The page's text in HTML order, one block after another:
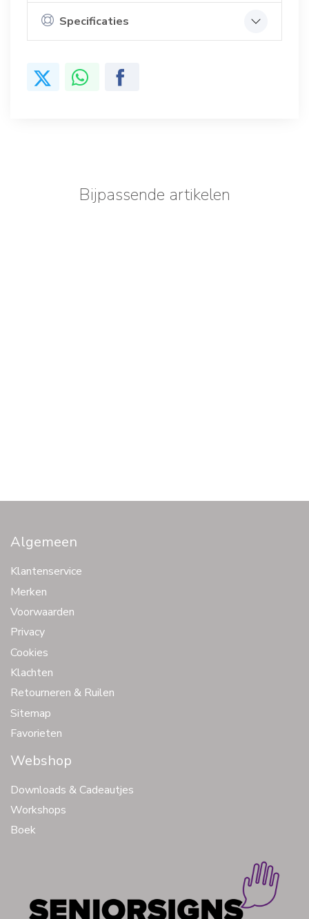
Specificaties
Bijpassende artikelen
Algemeen
Klantenservice
Merken
Voorwaarden
Privacy
Cookies
Klachten
Retourneren & Ruilen
Sitemap
Favorieten
Webshop
Downloads & Cadeautjes
Workshops
Boek